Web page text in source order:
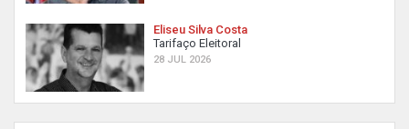
Eliseu Silva Costa
Tarifaço Eleitoral
28 JUL 2026